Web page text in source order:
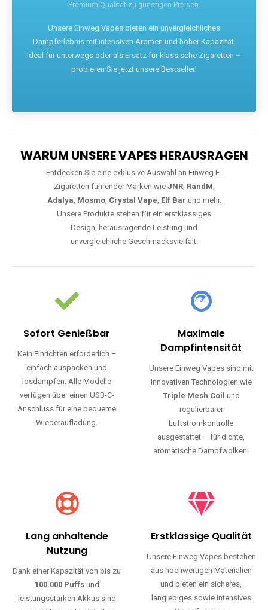
Premium-Qualität zu günstigen Preisen.
Unsere Einweg Vapes bieten ein unvergleichliches
Dampferlebnis mit intensiven Aromen und hoher Kapazität.
Ideal für unterwegs oder als Ersatz für klassische Zigaretten –
probieren Sie jetzt unsere Bestseller!
WARUM UNSERE VAPES HERAUSRAGEN
Entdecken Sie eine exklusive Auswahl an Einweg E-
Zigaretten führender Marken wie JNR, RandM,
Adalya, Mosmo, Crystal Vape, Elf Bar und mehr.
Unsere Produkte stehen für ein erstklassiges
Design, herausragende Leistung und
unvergleichliche Geschmacksvielfalt.
Sofort Genießbar
Kein Einrichten erforderlich –
einfach auspacken und
losdampfen. Alle Modelle
verfügen über einen USB-C-
Anschluss für eine bequeme
Wiederaufladung.
Maximale
Dampfintensität
Unsere Einweg Vapes sind mit
innovativen Technologien wie
Triple Mesh Coil und
regulierbarer
Luftstromkontrolle
ausgestattet – für dichte,
aromatische Dampfwolken.
Lang anhaltende
Nutzung
Dank einer Kapazität von bis zu
100.000 Puffsund
leistungsstarken Akkus sind
Erstklassige Qualität
Unsere Einweg Vapes bestehen
aus hochwertigen Materialien
und bieten ein sicheres,
langlebiges sowie intensives